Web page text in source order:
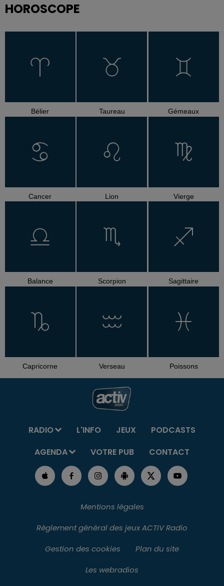
HOROSCOPE
Bélier Taureau Gémeaux
Cancer Lion Vierge
Balance Scorpion Sagittaire
Capricorne Verseau Poissons
RADIO L'INFO JEUX
PODCASTS
AGENDA
VOTRE PUB CONTACT
Mentions légales
Règlement général des jeux ACTIV Radio
Gestion des cookies
Plan du site
Les webradios